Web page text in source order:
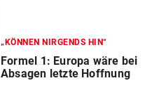
„KÖNNEN NIRGENDS HIN“
Formel 1: Europa wäre bei
Absagen letzte Hoffnung